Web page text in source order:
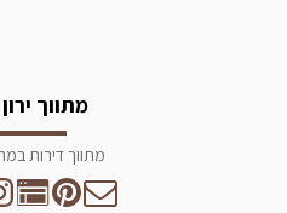
מתווך ירון
מתווך דירות